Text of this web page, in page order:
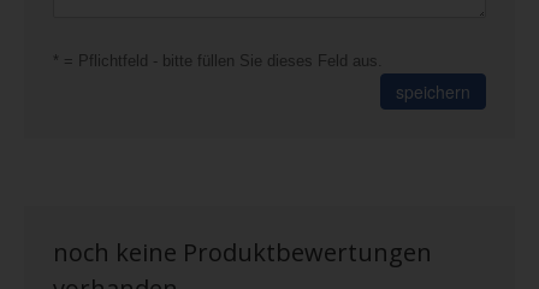
* = Pflichtfeld - bitte füllen Sie dieses Feld aus.
speichern
noch keine Produktbewertungen